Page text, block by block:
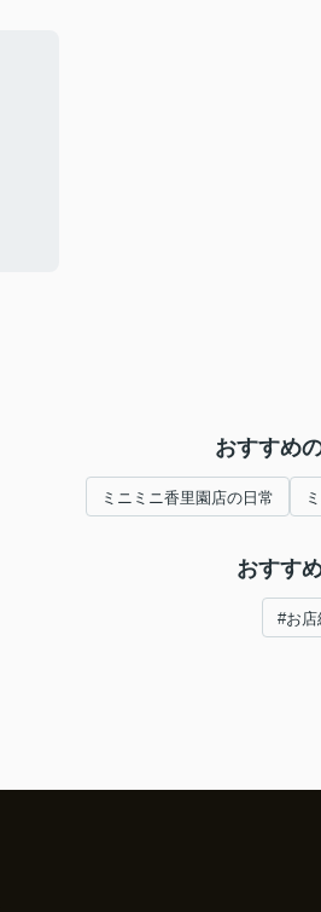
おすすめ
ミニミニ香里園店の日常
おすす
#お店